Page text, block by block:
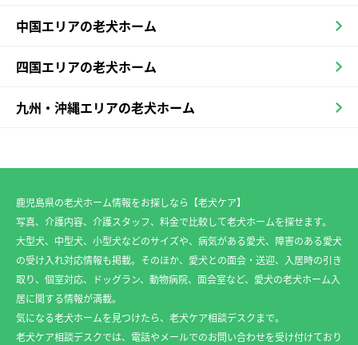
中国エリアの老犬ホーム
四国エリアの老犬ホーム
九州・沖縄エリアの老犬ホーム
鹿児島県の老犬ホーム情報をお探しなら【老犬ケア】
写真、介護内容、介護スタッフ、料金で比較して老犬ホームを探せます。
大型犬、中型犬、小型犬などのサイズや、病気がある愛犬、障害のある愛犬
の受け入れ対応情報も掲載。そのほか、愛犬との面会・送迎、入居時の引き
取り、個室対応、ドッグラン、動物病院、面会室など、愛犬の老犬ホーム入
居に関する情報が満載。
気になる老犬ホームを見つけたら、老犬ケア相談デスクまで。
老犬ケア相談デスクでは、電話やメールでのお問い合わせを受け付けており